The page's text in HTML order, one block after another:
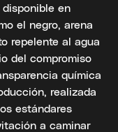
en
el negro, arena
repelente al agua
del compromiso
química
realizada
estándares
a caminar